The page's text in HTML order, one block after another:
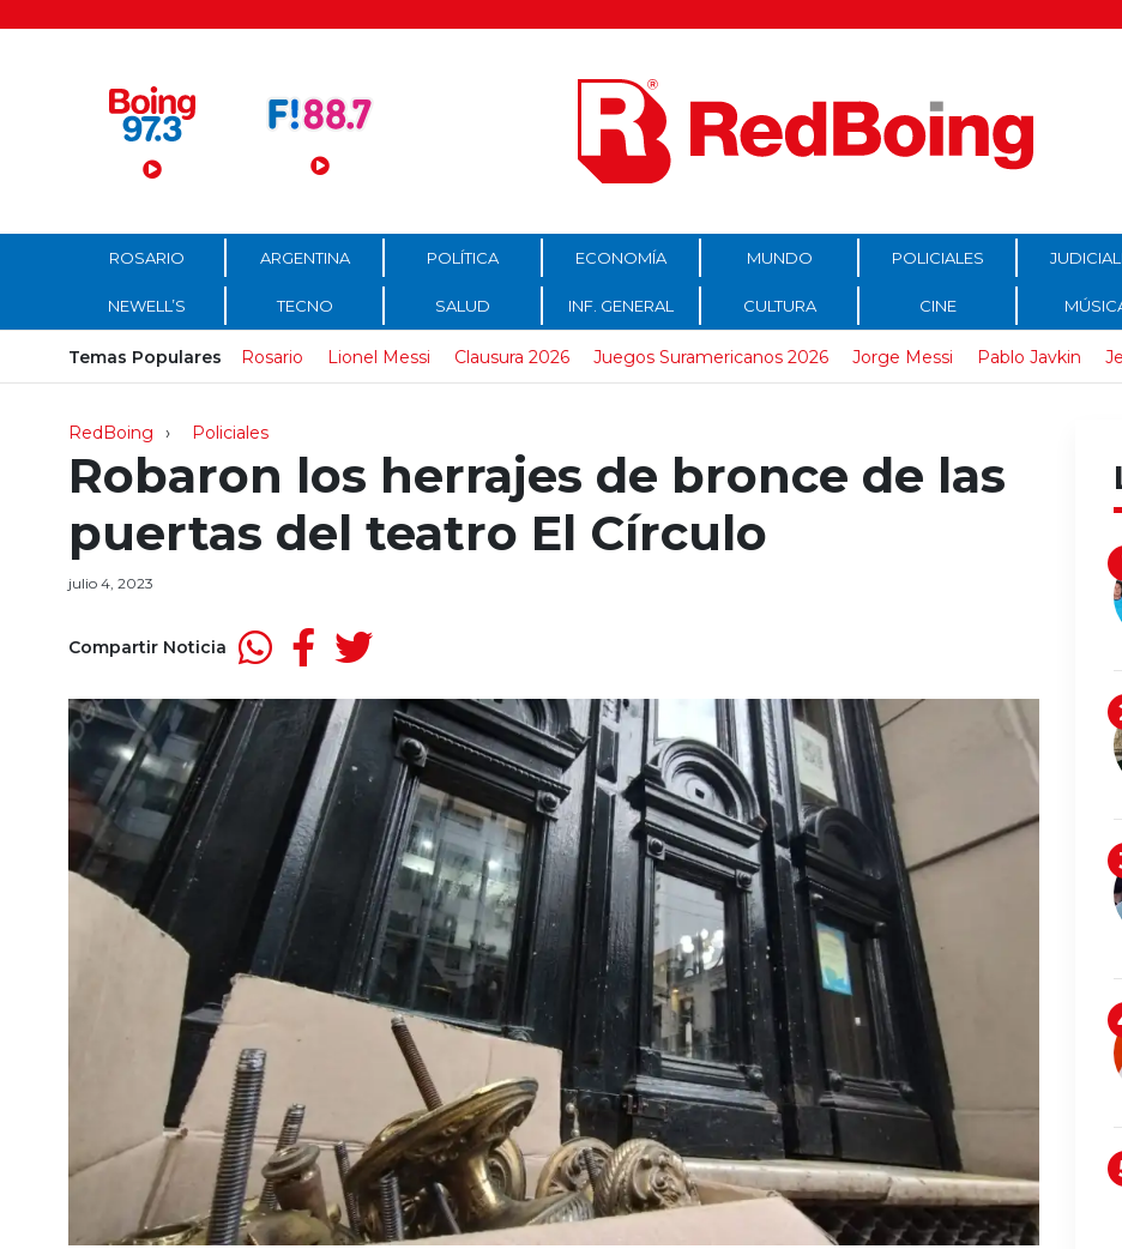
Menú Principal
ROSARIO ARGENTINA POLÍTICA ECONOMÍA MUNDO POLICIALES
NEWELL’S TECNO SALUD INF. GENERAL CULTURA CINE
Temas Populares Rosario Lionel Messi Clausura 2026 Juegos Suramericanos 2026 Jorge Messi Pablo Javkin
RedBoing Policiales
Robaron los herrajes de bronce de las
puertas del teatro El Círculo
julio 4, 2023
Compartir Noticia